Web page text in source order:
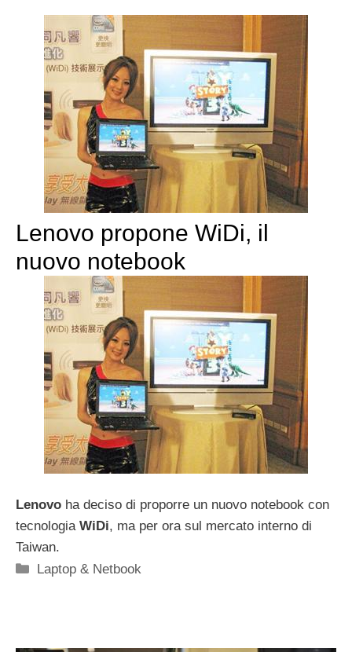
Lenovo propone WiDi, il
nuovo notebook
Lenovo ha deciso di proporre un nuovo notebook con
tecnologia WiDi, ma per ora sul mercato interno di
Taiwan.
Categorie
Laptop & Netbook